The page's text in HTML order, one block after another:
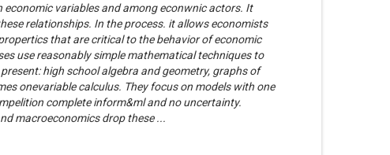
variables and among econwnic actors. It
relationships. In the process. it allows economists
that are critical to the behavior of economic
use reasonably simple mathematical techniques to
high school algebra and geometry, graphs of
onevariable calculus. They focus on models with one
complete inform&ml and no uncertainty.
macroeconomics drop these ...